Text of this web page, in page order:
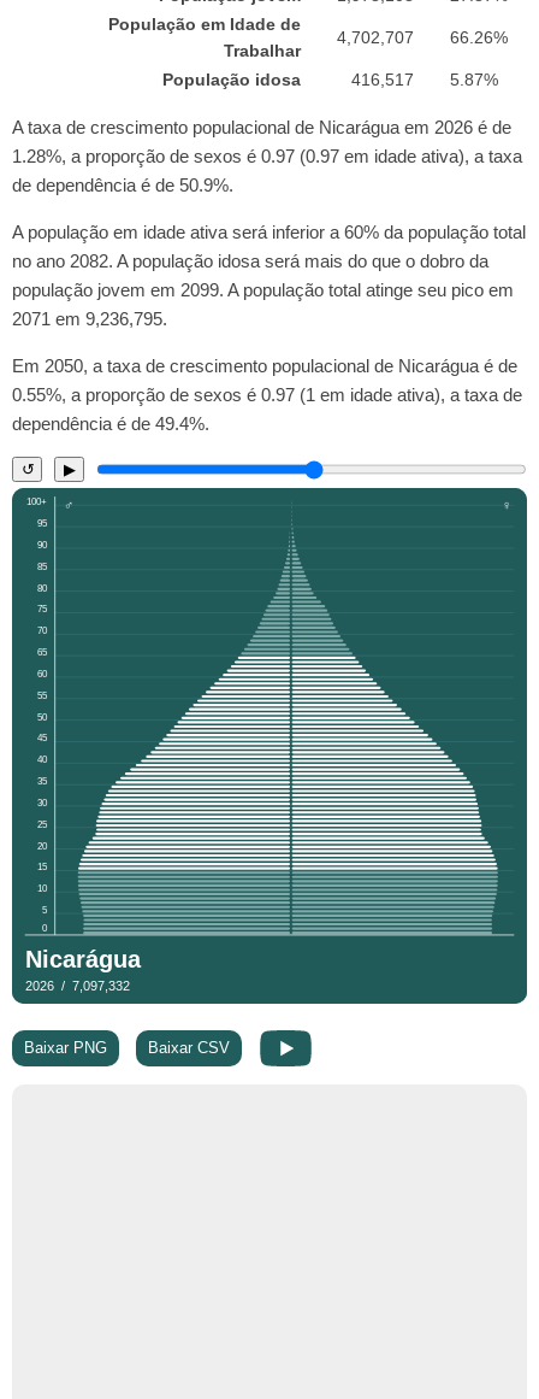
População em Idade de
Trabalhar
4,702,707 66.26%
População idosa 416,517 5.87%
A taxa de crescimento populacional de Nicarágua em 2026 é de
1.28%, a proporção de sexos é 0.97 (0.97 em idade ativa), a taxa
de dependência é de 50.9%.
A população em idade ativa será inferior a 60% da população total
no ano 2082. A população idosa será mais do que o dobro da
população jovem em 2099. A população total atinge seu pico em
2071 em 9,236,795.
Em 2050, a taxa de crescimento populacional de Nicarágua é de
0.55%, a proporção de sexos é 0.97 (1 em idade ativa), a taxa de
dependência é de 49.4%.
↺ ▶
Baixar PNG Baixar CSV